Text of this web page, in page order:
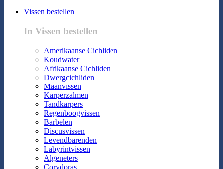
Vissen bestellen
In Vissen bestellen
Amerikaanse Cichliden
Koudwater
Afrikaanse Cichliden
Dwergcichliden
Maanvissen
Karperzalmen
Tandkarpers
Regenboogvissen
Barbelen
Discusvissen
Levendbarenden
Labyrintvissen
Algeneters
Corydoras